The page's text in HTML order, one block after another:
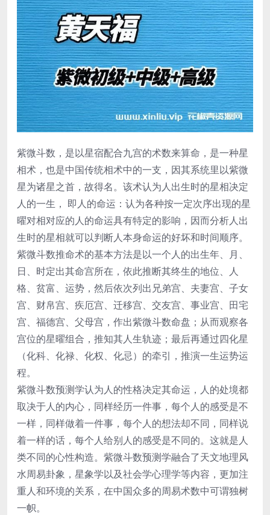
紫微斗数，是以星宿配合九宫的术数来算命，是一种星
相术，也是中国传统相术中的一支，因其系统里以紫微
星为诸星之首，故得名。该术认为人出生时的星相决定
人的一生， 即人的命运：认为各种按一定次序出现的星
曜对相对应的人的命运具有特定的影响，因而分析人出
生时的星相就可以判断人本身命运的好坏和时间顺序。
紫微斗数推命术的基本方法是以一个人的出生年、月、
日、时定出其命宫所在，依此推断其终生的地位、人
格、贫富、运势，然后依次列出兄弟宫、夫妻宫、子女
宫、财帛宫、疾厄宫、迁移宫、交友宫、事业宫、田宅
宫、福德宫、父母宫，作出紫微斗数命盘；从而观察各
宫位的星曜组合，推知其人生轨迹；最后再通过四化星
（化科、化禄、化权、化忌）的牵引，推演一生运势运
程。
紫微斗数预测学认为人的性格决定其命运，人的处境都
取决于人的内心，同样经历一件事，每个人的感受是不
一样，同样做着一件事，每个人的想法却不同，同样说
着一样的话，每个人给别人的感受是不同的。这就是人
类不同的心性构造。紫微斗数预测学融合了天文地理风
水周易卦象，星象学以及社会学心理学等内容，更加注
重人和环境的关系，在中国众多的周易术数中可谓独树
一帜。